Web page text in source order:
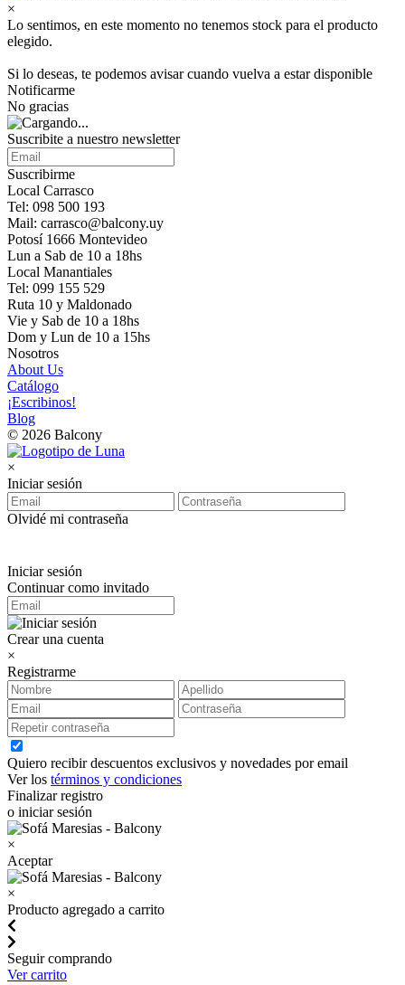
×
Lo sentimos, en este momento no tenemos stock para el producto
elegido.
Si lo deseas, te podemos avisar cuando vuelva a estar disponible
Notificarme
No gracias
Suscribite a nuestro newsletter
Suscribirme
Local Carrasco
Tel: 098 500 193
Mail: carrasco@balcony.uy
Potosí 1666 Montevideo
Lun a Sab de 10 a 18hs
Local Manantiales
Tel: 099 155 529
Ruta 10 y Maldonado
Vie y Sab de 10 a 18hs
Dom y Lun de 10 a 15hs
Nosotros
About Us
Catálogo
¡Escribinos!
Blog
© 2026 Balcony
×
Iniciar sesión
Olvidé mi contraseña
Iniciar sesión
Continuar como invitado
Crear una cuenta
×
Registrarme
Quiero recibir descuentos exclusivos y novedades por email
Ver los términos y condiciones
Finalizar registro
o iniciar sesión
×
Aceptar
×
Producto agregado a carrito
Seguir comprando
Ver carrito